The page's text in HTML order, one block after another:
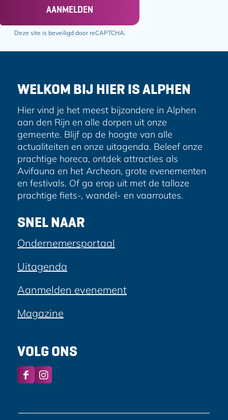
o
p
F
e
o
o
a
o
p
e
a
i
l
l
d
AANMELDEN
Deze site is beveiligd door reCAPTCHA.
WELKOM BIJ HIER IS ALPHEN
Hier vind je het meest bijzondere in Alphen
aan den Rijn en alle dorpen uit onze
gemeente. Blijf op de hoogte van alle
actualiteiten en onze uitagenda. Beleef onze
prachtige horeca, ontdek attracties als
Avifauna en het Archeon, grote evenementen
en festivals. Of ga erop uit met de talloze
prachtige fiets-, wandel- en vaarroutes.
SNEL NAAR
Ondernemersportaal
Uitagenda
Aanmelden evenement
Magazine
VOLG ONS
F
e
I
t